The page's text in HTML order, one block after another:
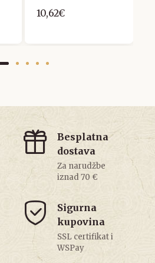
10,62€
Besplatna
dostava
Za narudžbe
iznad 70 €
Sigurna
kupovina
SSL certifikat i
WSPay